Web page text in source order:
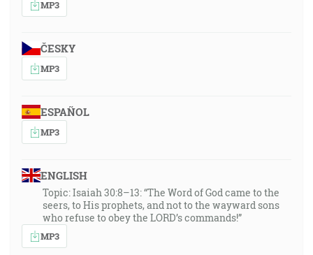
MP3
ČESKY
MP3
ESPAÑOL
MP3
ENGLISH
Topic: Isaiah 30:8–13: “The Word of God came to the
seers, to His prophets, and not to the wayward sons
who refuse to obey the LORD’s commands!”
MP3